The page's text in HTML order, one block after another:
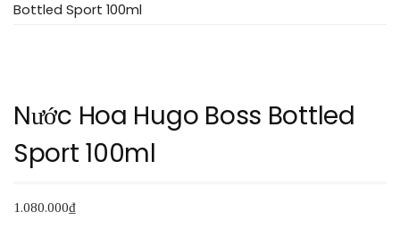
Bottled Sport 100ml
Nước Hoa Hugo Boss Bottled
Sport 100ml
1.080.000₫